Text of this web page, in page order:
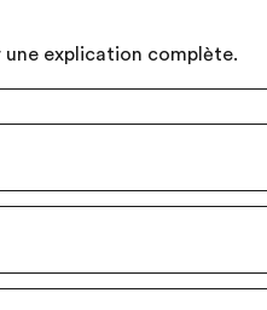
une explication complète.